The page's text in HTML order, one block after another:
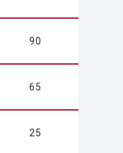
90
65
25